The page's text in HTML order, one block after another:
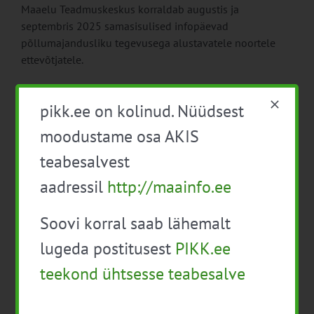
Maaelu Teadmuskeskus korraldab augustis ja
septembris 2025 samasisulised infopäevad
põllumajandusliku tegevusega alustavatele noortele
ettevõtjatele.
Alustava noore ettevõtja äriplaan, Pärnu
29. juuli 2025 | Kategooriad:Maaettevõtlus | Sildid:äriplaan,Noortalunik
pikk.ee on kolinud. Nüüdsest
moodustame osa AKIS
teabesalvest
aadressil http://maainfo.ee
Soovi korral saab lähemalt
lugeda postitusest PIKK.ee
teekond ühtsesse teabesalve